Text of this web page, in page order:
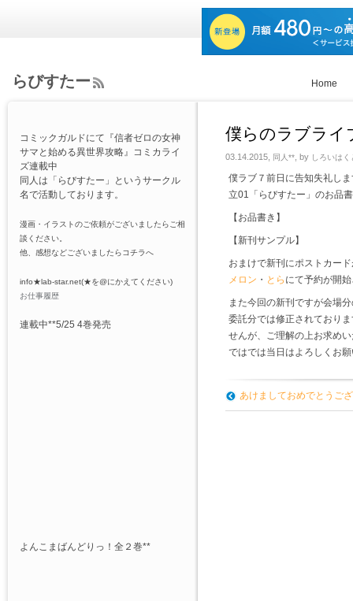
らびすたー
s
Home
僕らのラブライ
03.14.2015, 同人** , by しろいはく
僕ラブ７前日に告知失礼し
立01「らびすたー」のお品
【お品書き】
【新刊サンプル】
おまけで新刊にポストカー
メロン ・ とら にて予約が開
また今回の新刊ですが会場
委託分では修正されており
せんが、ご理解の上お求め
ではでは当日はよろしくお
あけましておめでとうご
コミックガルドにて『信者ゼロの女神
サマと始める異世界攻略』コミカライ
ズ連載中
同人は「らびすたー」というサークル
名で活動しております。
漫画・イラストのご依頼がございましたらご相
談ください。
他、感想などございましたらコチラへ
info★lab-star.net(★を@にかえてください)
お仕事履歴
連載中**5/25 4巻発売
よんこまばんどりっ！全２巻**